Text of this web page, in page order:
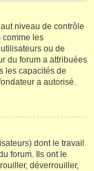
niveau de contrôle
comme les
ou de
du forum a attribuées
les capacités de
a autorisé.
dont le travail
forum. Ils ont le
déverrouiller,